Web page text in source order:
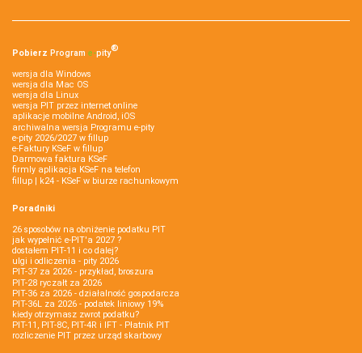
Pobierz Program e‑pity®
wersja dla Windows
wersja dla Mac OS
wersja dla Linux
wersja PIT przez internet online
aplikacje mobilne Android, iOS
archiwalna wersja Programu e-pity
e-pity 2026/2027 w fillup
e‑Faktury KSeF w fillup
Darmowa faktura KSeF
firmly aplikacja KSeF na telefon
fillup | k24 - KSeF w biurze rachunkowym
Poradniki
26 sposobów na obniżenie podatku PIT
jak wypełnić e-PIT'a 2027 ?
dostałem PIT-11 i co dalej?
ulgi i odliczenia - pity 2026
PIT-37 za 2026 - przykład, broszura
PIT-28 ryczałt za 2026
PIT-36 za 2026 - działalność gospodarcza
PIT-36L za 2026 - podatek liniowy 19%
kiedy otrzymasz zwrot podatku?
PIT-11, PIT-8C, PIT-4R i IFT - Płatnik PIT
rozliczenie PIT przez urząd skarbowy